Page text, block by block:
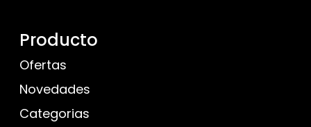
Producto
Ofertas
Novedades
Categorias